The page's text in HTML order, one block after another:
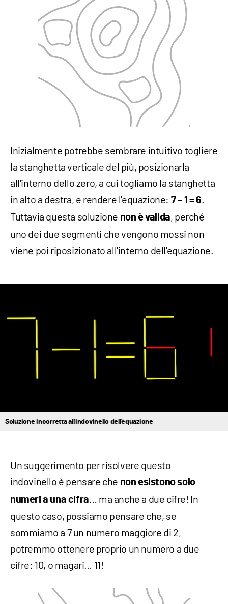
Inizialmente potrebbe sembrare intuitivo togliere
la stanghetta verticale del più, posizionarla
all'interno dello zero, a cui togliamo la stanghetta
in alto a destra, e rendere l'equazione: 7 – 1 = 6.
Tuttavia questa soluzione non è valida, perché
uno dei due segmenti che vengono mossi non
viene poi riposizionato all'interno dell'equazione.
Soluzione incorretta all'indovinello dell'equazione
Un suggerimento per risolvere questo
indovinello è pensare che non esistono solo
numeri a una cifra… ma anche a due cifre! In
questo caso, possiamo pensare che, se
sommiamo a 7 un numero maggiore di 2,
potremmo ottenere proprio un numero a due
cifre: 10, o magari… 11!